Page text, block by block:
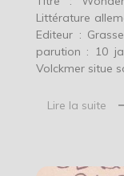
Littérature
Editeur :
parution : 10
Volckmer situe
Lire la suite